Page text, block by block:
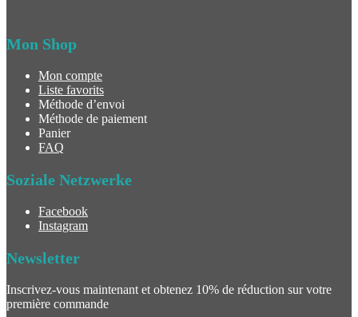
Mon Shop
Mon compte
Liste favorits
Méthode d’envoi
Méthode de paiement
Panier
FAQ
Soziale Netzwerke
Facebook
Instagram
Newsletter
Inscrivez-vous maintenant et obtenez 10% de réduction sur votre
première commande